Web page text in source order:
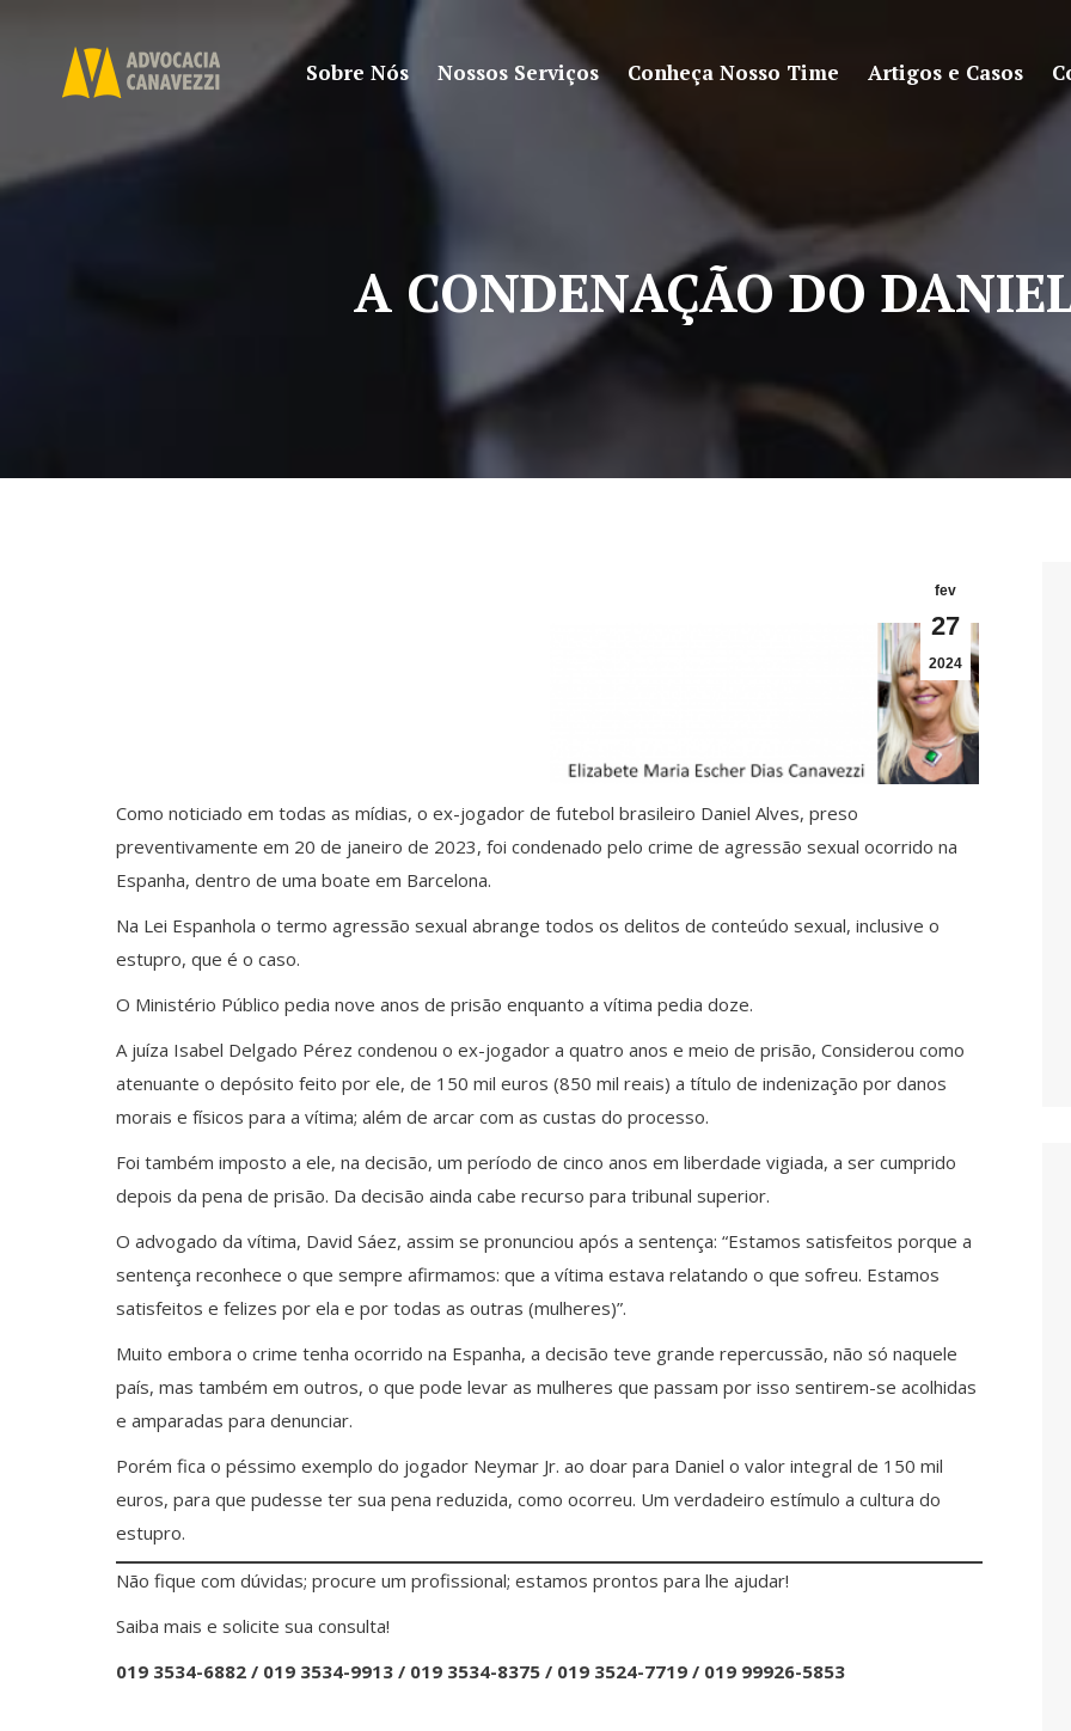
Sobre Nós Nossos Serviços Conheça Nosso Time Artigos e Casos
A CONDENAÇÃO DO
fev
27
2024
Como noticiado em todas as mídias, o ex-jogador de futebol brasileiro Daniel Alves, preso
preventivamente em 20 de janeiro de 2023, foi condenado pelo crime de agressão sexual ocorrido na
Espanha, dentro de uma boate em Barcelona.
Na Lei Espanhola o termo agressão sexual abrange todos os delitos de conteúdo sexual, inclusive o
estupro, que é o caso.
O Ministério Público pedia nove anos de prisão enquanto a vítima pedia doze.
A juíza Isabel Delgado Pérez condenou o ex-jogador a quatro anos e meio de prisão, Considerou como
atenuante o depósito feito por ele, de 150 mil euros (850 mil reais) a título de indenização por danos
morais e físicos para a vítima; além de arcar com as custas do processo.
Foi também imposto a ele, na decisão, um período de cinco anos em liberdade vigiada, a ser cumprido
depois da pena de prisão. Da decisão ainda cabe recurso para tribunal superior.
O advogado da vítima, David Sáez, assim se pronunciou após a sentença: “Estamos satisfeitos porque a
sentença reconhece o que sempre afirmamos: que a vítima estava relatando o que sofreu. Estamos
satisfeitos e felizes por ela e por todas as outras (mulheres)”.
Muito embora o crime tenha ocorrido na Espanha, a decisão teve grande repercussão, não só naquele
país, mas também em outros, o que pode levar as mulheres que passam por isso sentirem-se acolhidas
e amparadas para denunciar.
Porém fica o péssimo exemplo do jogador Neymar Jr. ao doar para Daniel o valor integral de 150 mil
euros, para que pudesse ter sua pena reduzida, como ocorreu. Um verdadeiro estímulo a cultura do
estupro.
Não fique com dúvidas; procure um profissional; estamos prontos para lhe ajudar!
Saiba mais e solicite sua consulta!
019 3534-6882 / 019 3534-9913 / 019 3534-8375 / 019 3524-7719 / 019 99926-5853